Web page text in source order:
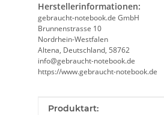
Herstellerinformationen:
gebraucht-notebook.de GmbH
Brunnenstrasse 10
Nordrhein-Westfalen
Altena, Deutschland, 58762
info@gebraucht-notebook.de
https://www.gebraucht-notebook.de
Produkteigenschaft
Wert
Produktart: